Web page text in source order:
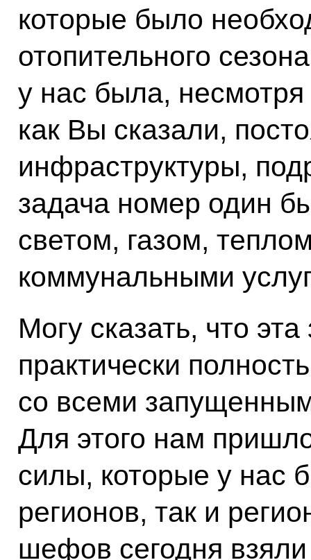
которые было
отопительного
у нас была,
как Вы сказали,
инфраструктуры,
задача номер один
светом, газом,
коммунальными
Могу сказать, что
практически
со всеми
Для этого нам
силы, которые у нас
регионов, так и
шефов сегодня